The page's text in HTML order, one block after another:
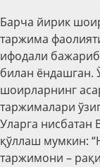
Барча йирик
таржима
ифодали
билан ёндашган.
шоирларнинг
таржималари
Уларга нисбатан
қўллаш мумкин:
таржимони –